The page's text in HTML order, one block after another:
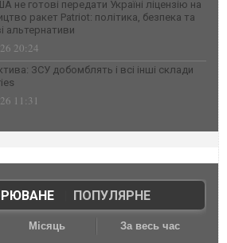
не готові передати Україні ліцензію на
ракет Patriot: політика, безпека та
альтернативи
20:24
ЗСУ добомблять і всі інші склади
11:31
| ПОПУЛЯРНЕ
Місяць За весь час